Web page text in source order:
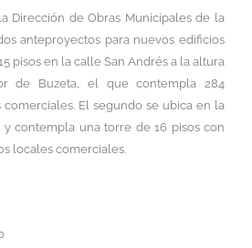
Dirección de Obras Municipales de la
anteproyectos para nuevos edificios
pisos en la calle San Andrés a la altura
de Buzeta, el que contempla 284
El segundo se ubica en la
y contempla una torre de 16 pisos con
locales comerciales.